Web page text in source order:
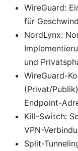
WireGuard:
für
NordLynx:
und
WireGuard-
(Privat/
Endpoint-
Kill-Switch:
VPN-
Split-